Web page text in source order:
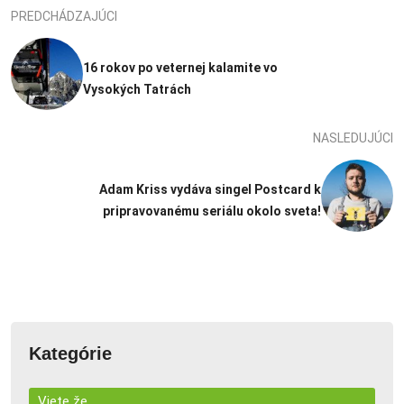
PREDCHÁDZAJÚCI
16 rokov po veternej kalamite vo
Vysokých Tatrách
NASLEDUJÚCI
Adam Kriss vydáva singel Postcard k
pripravovanému seriálu okolo sveta!
Kategórie